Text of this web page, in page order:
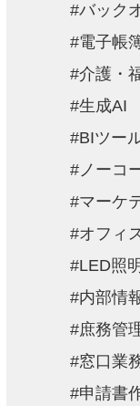
バック
電子帳
介護・
生成AI
BIツー
ノーコ
マーケ
オフィ
LED照明
内部情
庶務管
窓口業
申請書